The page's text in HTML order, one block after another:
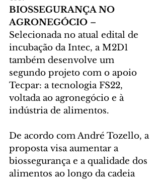
BIOSSEGURANÇA NO
AGRONEGÓCIO –
Selecionada no atual edital de
incubação da Intec, a M2D1
também desenvolve um
segundo projeto com o apoio
Tecpar: a tecnologia FS22,
voltada ao agronegócio e à
indústria de alimentos.
De acordo com André Tozello, a
proposta visa aumentar a
biossegurança e a qualidade dos
alimentos ao longo da cadeia